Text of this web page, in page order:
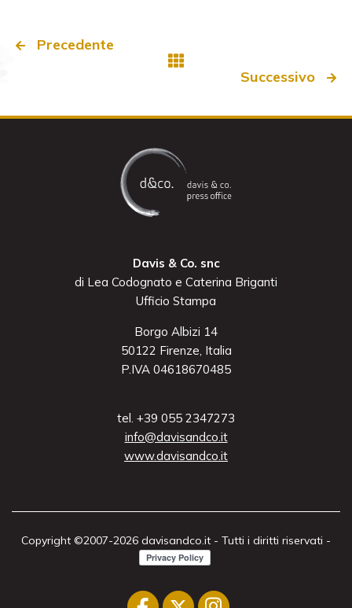
Precedente
Successivo
Davis & Co. snc
di Lea Codognato e Caterina Briganti
Ufficio Stampa
Borgo Albizi 14
50122 Firenze, Italia
P.IVA 04618670485
tel. +39 055 2347273
info@davisandco.it
www.davisandco.it
Copyright ©2007-2026 davisandco.it - Tutti i diritti riservati -